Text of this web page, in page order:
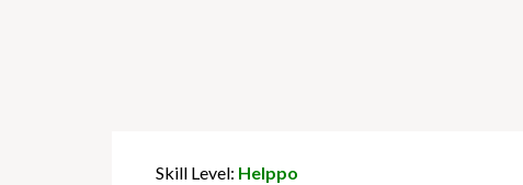
Skill Level: Helppo